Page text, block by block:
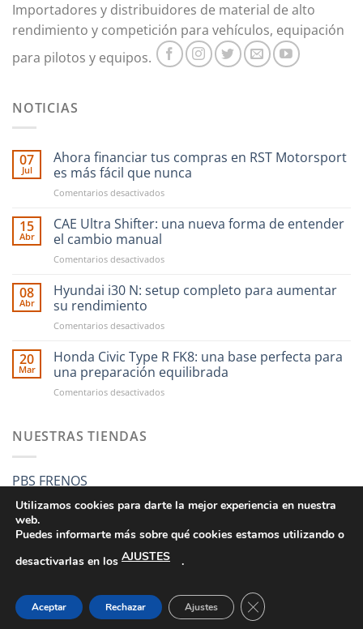
la
página
producto
página
de
producto
Importadores y distribuidores de material de alto
rendimiento y competición para vehículos, equipación
para pilotos y equipos.
NOTICIAS
07
Jul
Ahora financiar tus compras en RST Motorsport
es más fácil que nunca
Comentarios desactivadosen
financiar
en
Motorsport
fácil
nunca
15
Abr
CAE Ultra Shifter: una nueva forma de entender
el cambio manual
Comentarios desactivadosen
Ultra
Shifter:
nueva
de
entender
cambio
08
Abr
Hyundai i30 N: setup completo para aumentar
su rendimiento
Comentarios desactivadosen
i30
setup
completo
20
Mar
Honda Civic Type R FK8: una base perfecta para
una preparación equilibrada
Comentarios desactivadosen
base
perfecta
preparación
equilibrada
NUESTRAS TIENDAS
PBS FRENOS
SUS DATOS SEGUROS
Copyright 2026 © RST MOTORSPORT
Utilizamos cookies para darte la mejor experiencia en nuestra
web.
Puedes informarte más sobre qué cookies estamos utilizando o
desactivarlas en los AJUSTES .
Aceptar Rechazar Ajustes CERRAR EL